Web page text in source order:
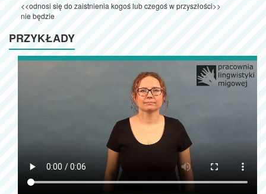
<<odnosi się do zaistnienia kogoś lub czegoś w przyszłości>>
nie będzie
PRZYKŁADY